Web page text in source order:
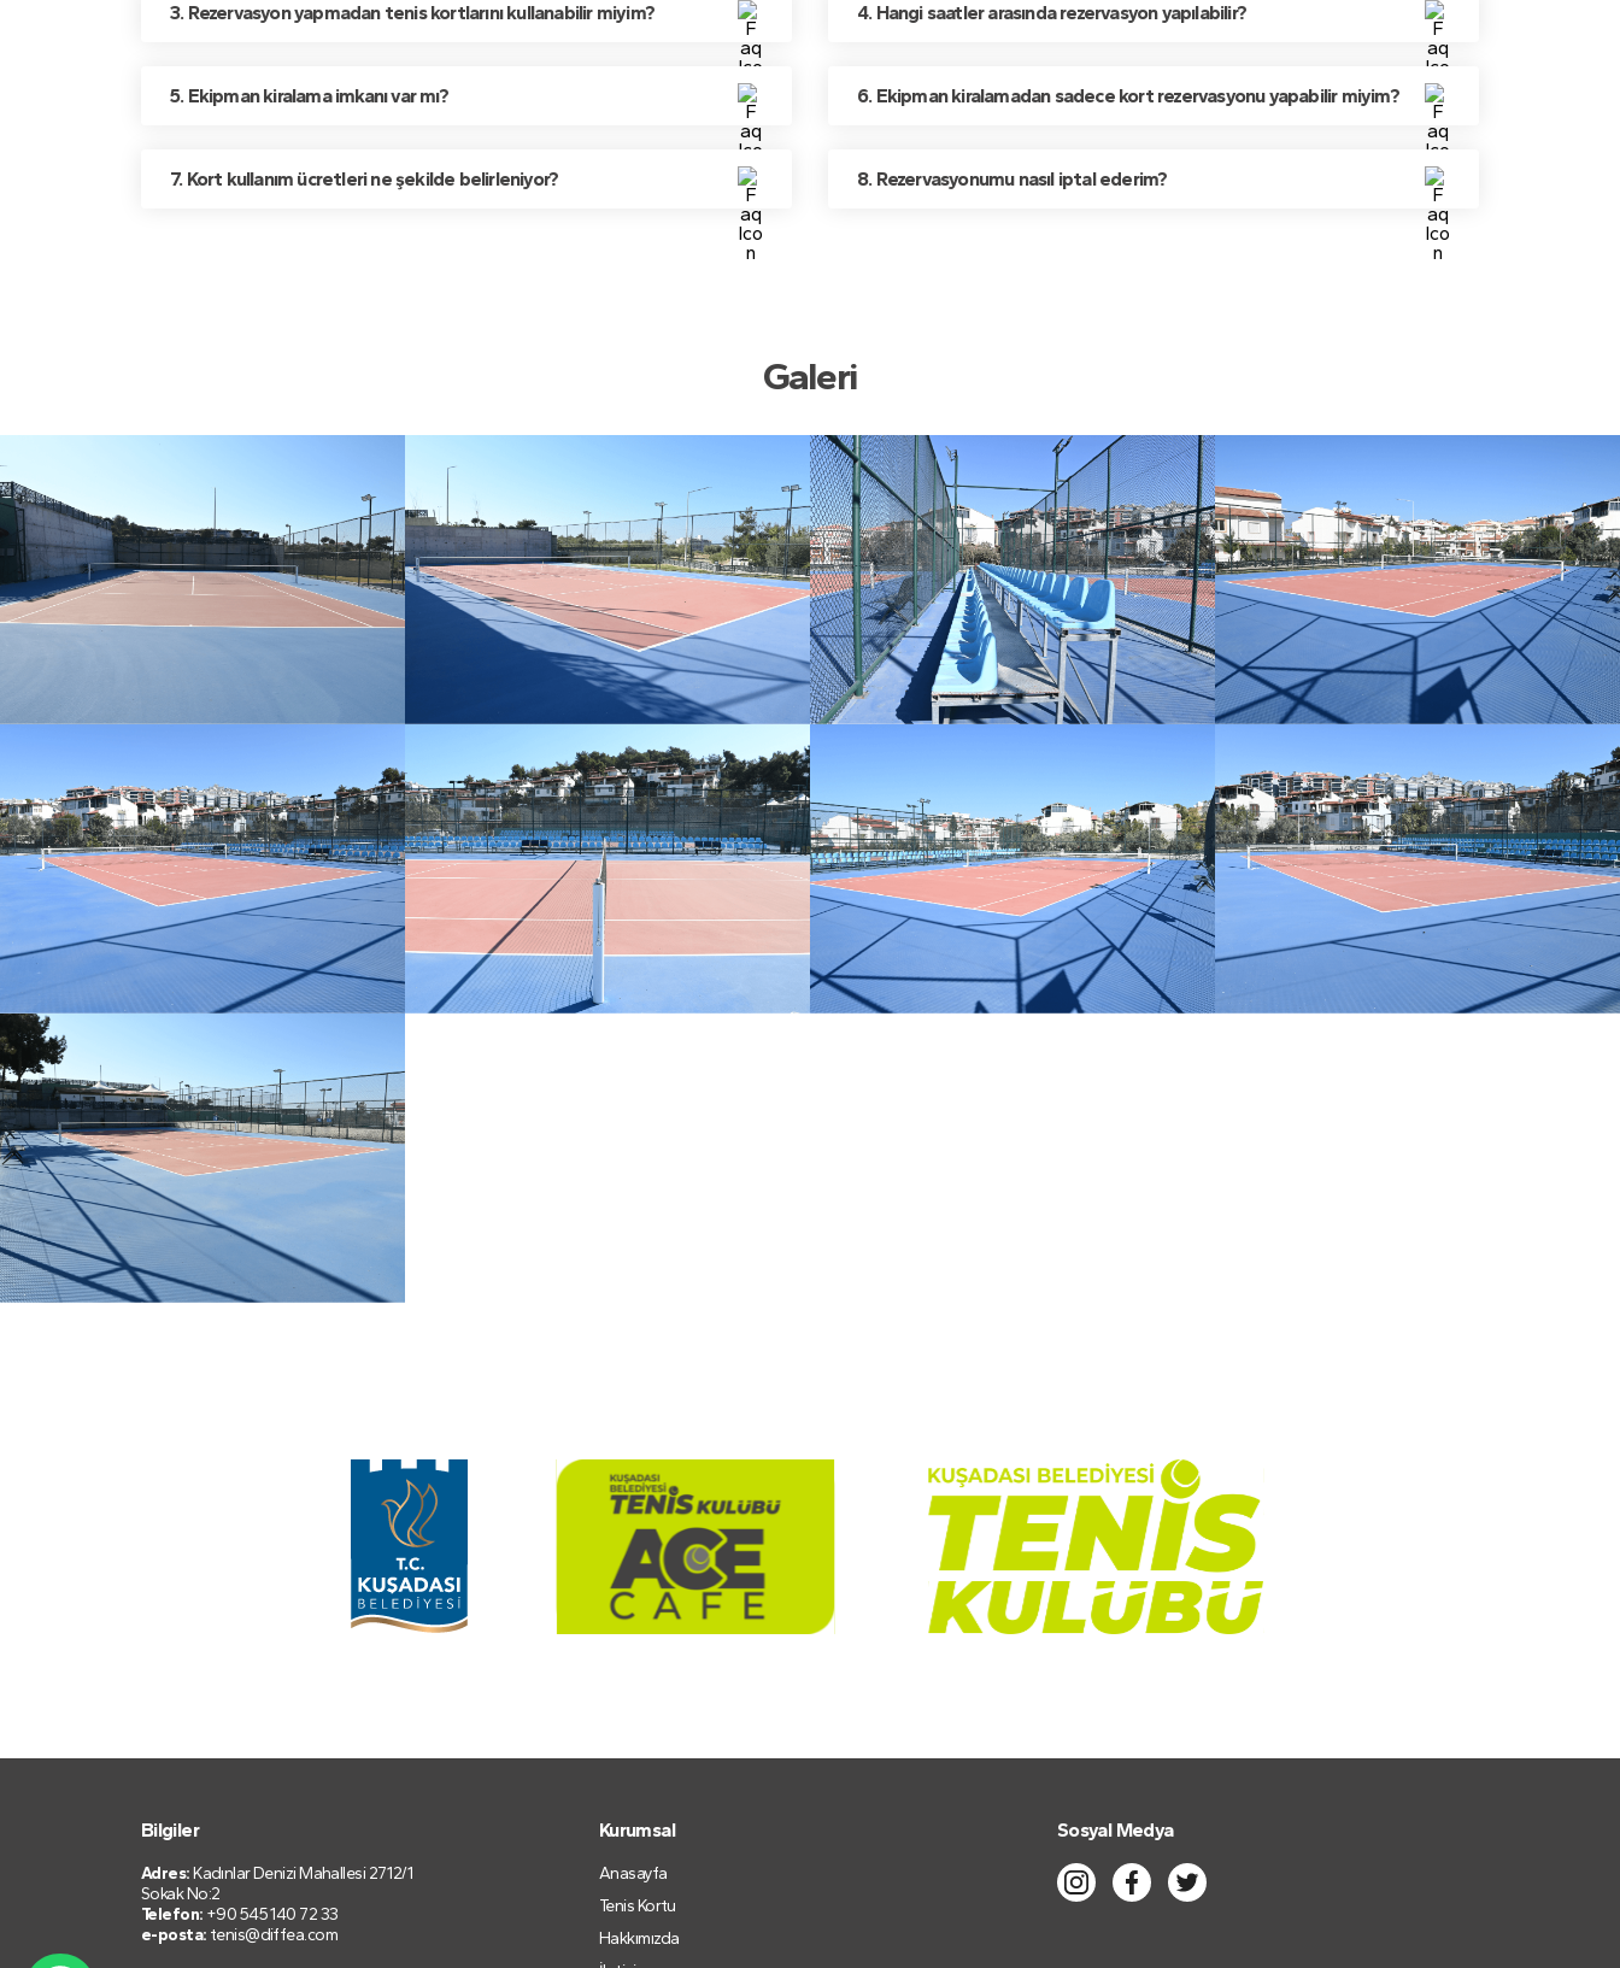
3. Rezervasyon yapmadan tenis kortlarını kullanabilir miyim? 4. Hangi saatler arasında rezervasyon yapılabilir?
5. Ekipman kiralama imkanı var mı? 6. Ekipman kiralamadan sadece kort rezervasyonu yapabilir miyim?
7. Kort kullanım ücretleri ne şekilde belirleniyor? 8. Rezervasyonumu nasıl iptal ederim?
Galeri
Bilgiler
Adres:Kadınlar Denizi Mahallesi 2712/1
Sokak No:2
Telefon: +90 545 140 72 33
e-posta: tenis@diffea.com
Kurumsal
Anasayfa
Tenis Kortu
Hakkımızda
Sosyal Medya